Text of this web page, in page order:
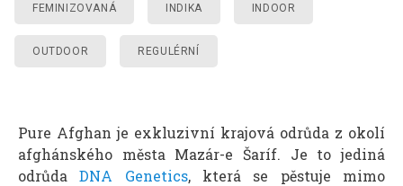
FEMINIZOVANÁ INDIKA INDOOR
OUTDOOR REGULÉRNÍ
Pure Afghan je exkluzivní krajová odrůda z okolí
afghánského města Mazár-e Šaríf. Je to jediná
odrůdaDNA Genetics, která se pěstuje mimo